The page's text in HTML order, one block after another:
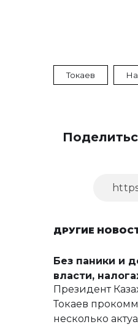
Токаев
ДРУГИЕ
Без паники и
власти,
Президент
Токаев
несколько